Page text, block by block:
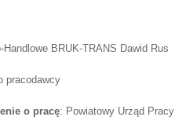
Handlowe BRUK-TRANS Dawid Rus
pracodawcy
o pracę: Powiatowy Urząd